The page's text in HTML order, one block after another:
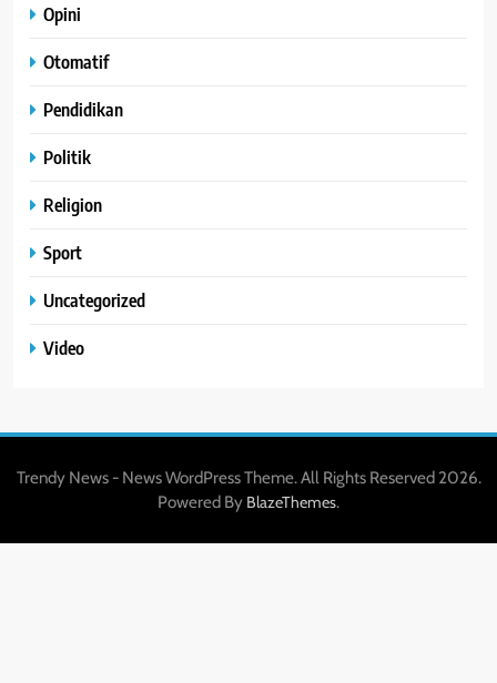
Opini
Otomatif
Pendidikan
Politik
Religion
Sport
Uncategorized
Video
Trendy News - News WordPress Theme. All Rights Reserved 2026.
Powered By BlazeThemes.